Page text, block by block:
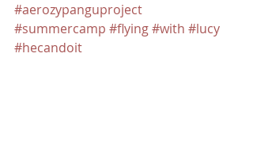
#aerozypanguproject
#summercamp #flying#with #lucy
#hecandoit